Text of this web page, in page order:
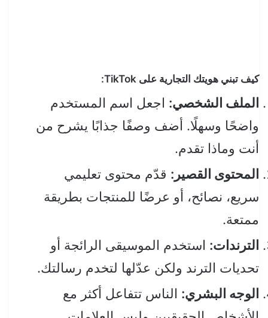
كيف تبني هويتك التجارية على TikTok:
الملف الشخصي: اجعل اسم المستخدم
واضحًا وسهلًا. أضف وصفًا جذابًا يشرح من
أنت وماذا تقدم.
المحتوى القصير: قدّم محتوى تعليمي
سريع، نصائح، أو عرضًا للمنتجات بطريقة
ممتعة.
الترندات: استخدم الموسيقى الرائجة أو
تحديات الترند ولكن عدّلها لتخدم رسالتك.
الوجه البشري: الناس تتفاعل أكثر مع